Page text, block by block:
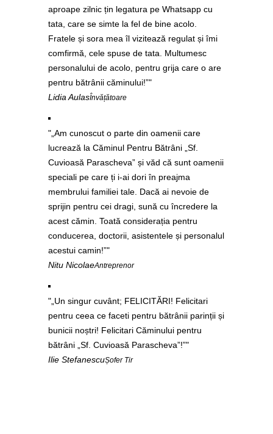
aproape zilnic țin legatura pe Whatsapp cu
tata, care se simte la fel de bine acolo.
Fratele și sora mea îl vizitează regulat și îmi
comfirmă, cele spuse de tata. Multumesc
personalului de acolo, pentru grija care o are
pentru bătrânii căminului!”
Lidia AulasÎnvățătoare
„Am cunoscut o parte din oamenii care
lucrează la Căminul Pentru Bătrâni „Sf.
Cuvioasă Parascheva” și văd că sunt oamenii
speciali pe care ți i-ai dori în preajma
membrului familiei tale. Dacă ai nevoie de
sprijin pentru cei dragi, sună cu încredere la
acest cămin. Toată considerația pentru
conducerea, doctorii, asistentele și personalul
acestui camin!”
Nitu NicolaeAntreprenor
„Un singur cuvânt; FELICITĂRI! Felicitari
pentru ceea ce faceti pentru bătrânii parinții și
bunicii noștri! Felicitari Căminului pentru
bătrâni „Sf. Cuvioasă Parascheva”!”
Ilie StefanescuȘofer Tir